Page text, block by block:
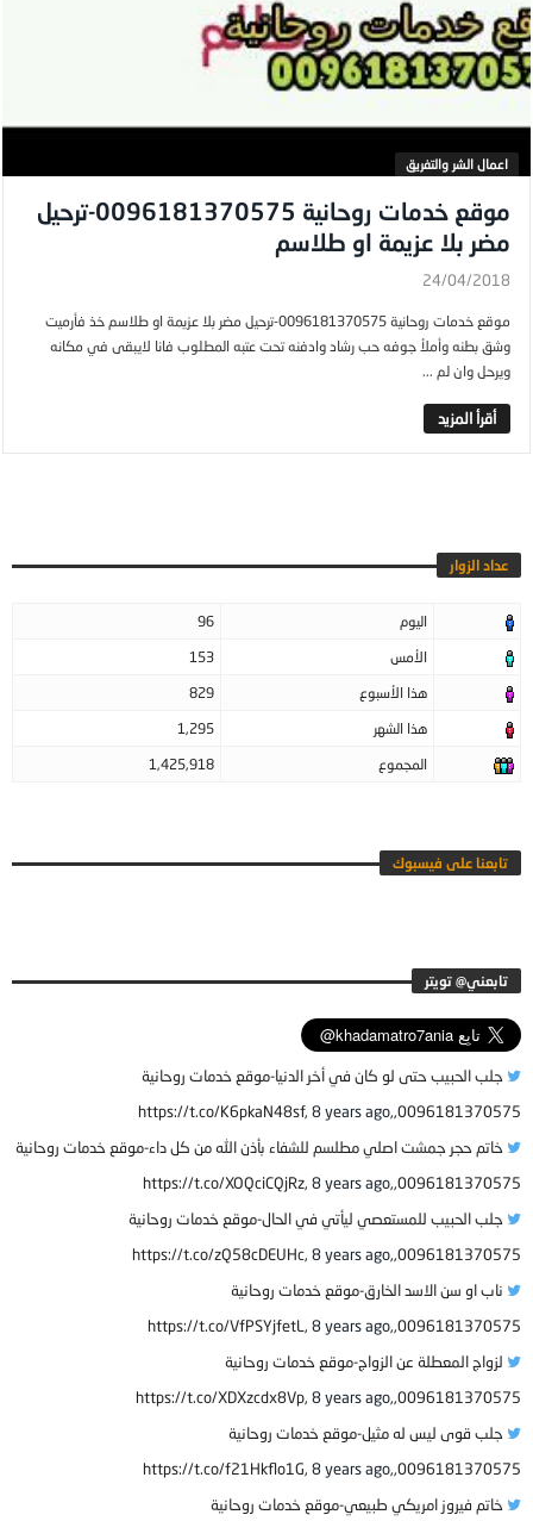
اعمال الشر والتفريق
موقع خدمات روحانية 0096181370575-ترحيل
مضر بلا عزيمة او طلاسم
24/04/2018
موقع خدمات روحانية 0096181370575-ترحيل مضر بلا عزيمة او طلاسم خذ فأرميت
وشق بطنه وأملأ جوفه حب رشاد وادفنه تحت عتبه المطلوب فانا لايبقى في مكانه
ويرحل وان لم ...
‎أقرأ المزيد
عداد الزوار
اليوم
96
الأمس
153
هذا الأسبوع
829
هذا الشهر
1,295
المجموع
1,425,918
تابعنا على فيسبوك
جلب الحبيب حتى لو كان في أخر الدنيا-موقع خدمات روحانية
0096181370575,,https://t.co/K6pkaN48sf,
8 years ago
خاتم حجر جمشت اصلي مطلسم للشفاء بأذن الله من كل داء-موقع خدمات روحانية
0096181370575,,https://t.co/XOQciCQjRz,
8 years ago
جلب الحبيب للمستعصي ليأتي في الحال-موقع خدمات روحانية
0096181370575,,https://t.co/zQ58cDEUHc,
8 years ago
ناب او سن الاسد الخارق-موقع خدمات روحانية
0096181370575,,https://t.co/VfPSYjfetL,
8 years ago
لزواج المعطلة عن الزواج-موقع خدمات روحانية
0096181370575,,https://t.co/XDXzcdx8Vp,
8 years ago
جلب قوى ليس له مثيل-موقع خدمات روحانية
0096181370575,,https://t.co/f21Hkflo1G,
8 years ago
خاتم فيروز امريكي طبيعي-موقع خدمات روحانية